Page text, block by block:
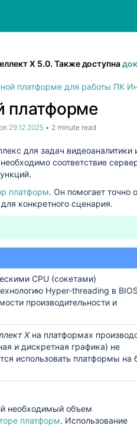
Х 5.0. Также доступна
платформе для работы ПК
платформе
29.12.2025 2 minute read
для задач видеоаналитики
соответствие
платформ. Он помогает точно
конкретного сценария.
CPU (сокетами)
Hyper-threading в BIOS
производительности и
Xна платформах
и дискретная графика) не
использовать платформы на
необходимый объем
платформ. Использование